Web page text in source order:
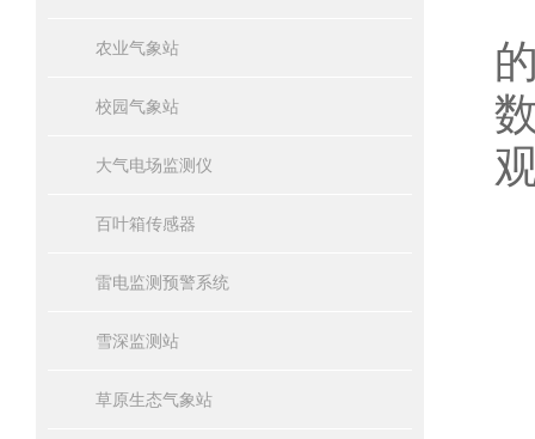
农业气象站
校园气象站
大气电场监测仪
百叶箱传感器
雷电监测预警系统
雪深监测站
草原生态气象站